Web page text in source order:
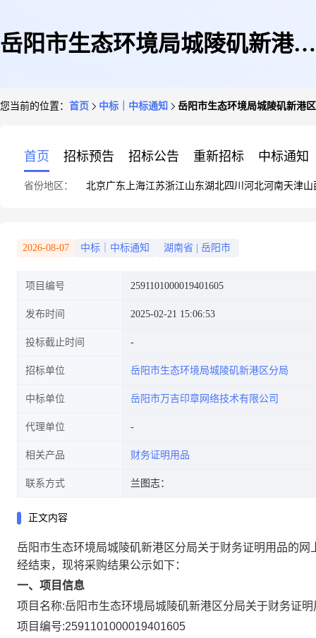
岳阳市生态环境局城陵矶新港区
您当前的位置： 首页 中标｜中标通知 岳阳市生态环境局城陵矶新港
首页 招标预告 招标公告 重新招标 中标通知
省份地区： 北京广东 上海江苏浙江山东湖北四川 河北河南天津山
2026-08-07 中标｜中标通知 湖南省 岳阳市
项目编号 2591101000019401605
发布时间 2025-02-21 15:06:53
投标截止时间
招标单位 岳阳市生态环境局城陵矶新港区分局
中标单位 岳阳市万吉印章网络技术有限公司
代理单位
相关产品 财务证明用品
联系方式 兰图志：
正文内容
岳阳市生态环境局城陵矶新港区分局关于财务证明用品的网
经结束，现将采购结果公示如下：
一、项目信息
项目名称:岳阳市生态环境局城陵矶新港区分局关于财务证
项目编号:2591101000019401605